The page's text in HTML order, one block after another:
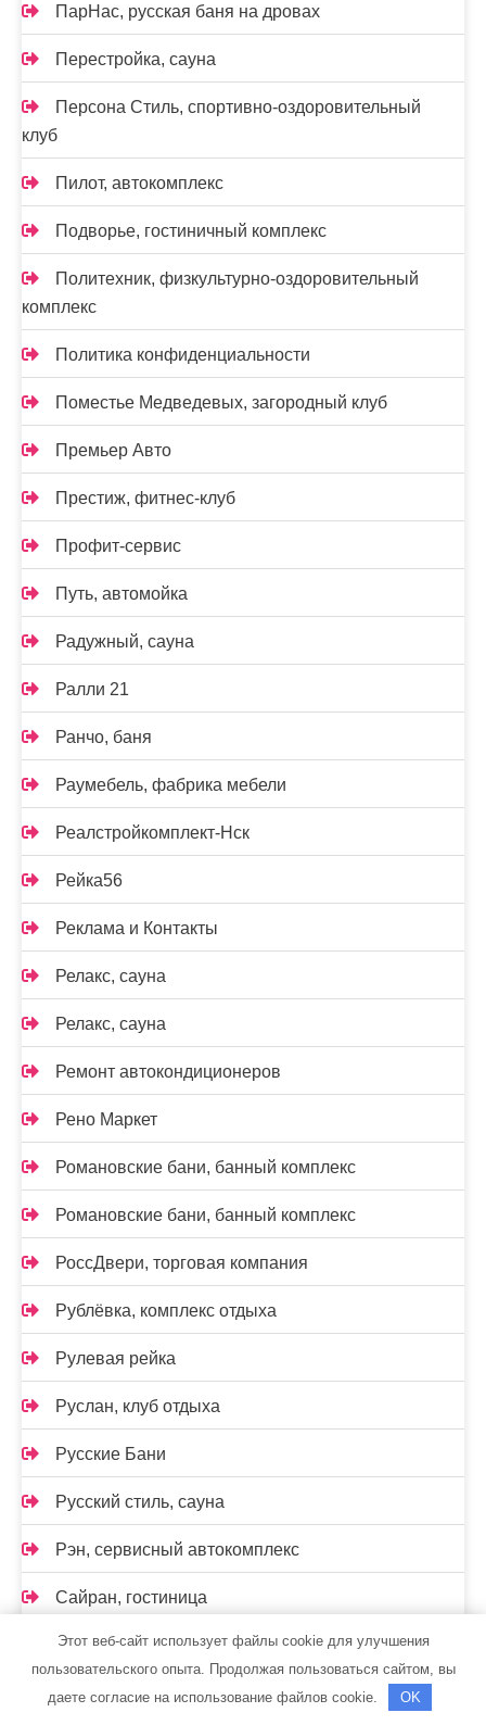
ПарНас, русская баня на дровах
Перестройка, сауна
Персона Стиль, спортивно-оздоровительный
клуб
Пилот, автокомплекс
Подворье, гостиничный комплекс
Политехник, физкультурно-оздоровительный
комплекс
Политика конфиденциальности
Поместье Медведевых, загородный клуб
Премьер Авто
Престиж, фитнес-клуб
Профит-сервис
Путь, автомойка
Радужный, сауна
Ралли 21
Ранчо, баня
Раумебель, фабрика мебели
Реалстройкомплект-Нск
Рейка56
Реклама и Контакты
Релакс, сауна
Релакс, сауна
Ремонт автокондиционеров
Рено Маркет
Романовские бани, банный комплекс
Романовские бани, банный комплекс
РоссДвери, торговая компания
Рублёвка, комплекс отдыха
Рулевая рейка
Руслан, клуб отдыха
Русские Бани
Русский стиль, сауна
Рэн, сервисный автокомплекс
Сайран, гостиница
Сауна, Сауна
Светлана и Я, сауна
Этот веб-сайт использует файлы cookie для улучшения
пользовательского опыта. Продолжая пользоваться сайтом, вы
даете согласие на использование файлов cookie.
OK